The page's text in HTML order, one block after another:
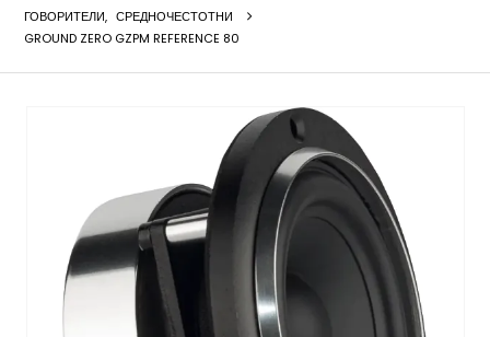
ГОВОРИТЕЛИ, СРЕДНОЧЕСТОТНИ
GROUND ZERO GZPM REFERENCE 80